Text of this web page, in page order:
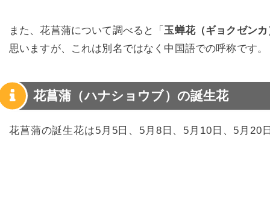
また、花菖蒲について調べると「玉蝉花（ギョクゼンカ
思いますが、これは別名ではなく中国語での呼称です。
花菖蒲（ハナショウブ）の誕生花
花菖蒲の誕生花は5月5日、5月8日、5月10日、5月20